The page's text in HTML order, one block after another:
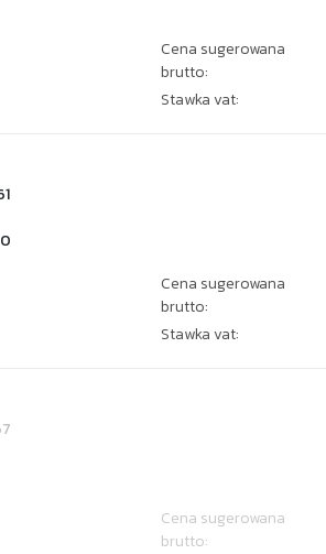
Cena sugerowana
brutto:
Stawka vat:
Cena sugerowana
brutto:
Stawka vat:
Cena sugerowana
brutto: